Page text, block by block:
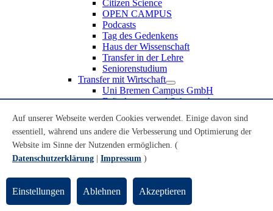
Citizen Science
OPEN CAMPUS
Podcasts
Tag des Gedenkens
Haus der Wissenschaft
Transfer in der Lehre
Seniorenstudium
Transfer mit Wirtschaft
Uni Bremen Campus GmbH
Erfindungen und Schutzrechte
Recruiting an der Universität Bremen
Weiterbildung an der Universität Bremen
Transfer mit Schule
Schülerinnen und Schüler
Schulklassen
Lehrkräfte
Gründungsunterstützung
Auf unserer Webseite werden Cookies verwendet. Einige davon sind
essentiell, während uns andere die Verbesserung und Optimierung der
Website im Sinne der Nutzenden ermöglichen. (
Datenschutzerklärung
Impressum )
Einstellungen Ablehnen Akzeptieren